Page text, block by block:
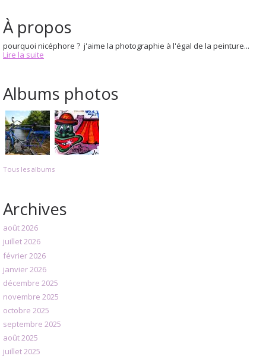
À propos
pourquoi nicéphore ? j'aime la photographie à l'égal de la peinture...
Lire la suite
Albums photos
Tous les albums
Archives
août 2026
juillet 2026
février 2026
janvier 2026
décembre 2025
novembre 2025
octobre 2025
septembre 2025
août 2025
juillet 2025